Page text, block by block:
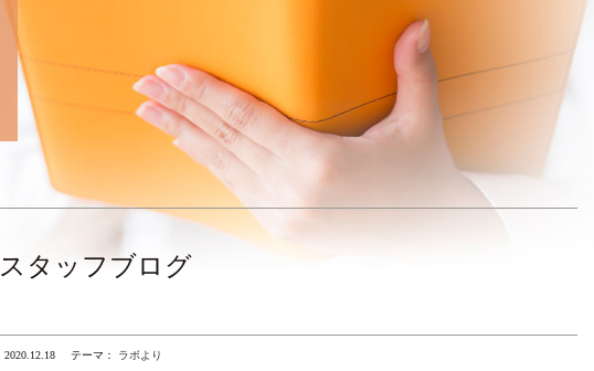
スタッフブログ
2020.12.18 テーマ： ラボより